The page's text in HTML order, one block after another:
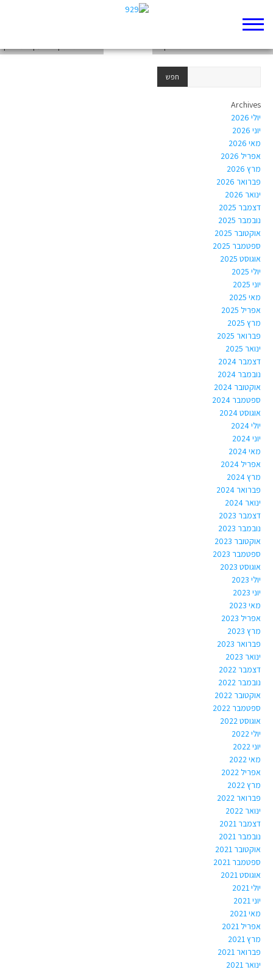
Archives
יולי 2026
יוני 2026
מאי 2026
אפריל 2026
מרץ 2026
פברואר 2026
ינואר 2026
דצמבר 2025
נובמבר 2025
אוקטובר 2025
ספטמבר 2025
אוגוסט 2025
יולי 2025
יוני 2025
מאי 2025
אפריל 2025
מרץ 2025
פברואר 2025
ינואר 2025
דצמבר 2024
נובמבר 2024
אוקטובר 2024
ספטמבר 2024
אוגוסט 2024
יולי 2024
יוני 2024
מאי 2024
אפריל 2024
מרץ 2024
פברואר 2024
ינואר 2024
דצמבר 2023
נובמבר 2023
אוקטובר 2023
ספטמבר 2023
אוגוסט 2023
יולי 2023
יוני 2023
מאי 2023
אפריל 2023
מרץ 2023
פברואר 2023
ינואר 2023
דצמבר 2022
נובמבר 2022
אוקטובר 2022
ספטמבר 2022
אוגוסט 2022
יולי 2022
יוני 2022
מאי 2022
אפריל 2022
מרץ 2022
פברואר 2022
ינואר 2022
דצמבר 2021
נובמבר 2021
אוקטובר 2021
ספטמבר 2021
אוגוסט 2021
יולי 2021
יוני 2021
מאי 2021
אפריל 2021
מרץ 2021
פברואר 2021
ינואר 2021